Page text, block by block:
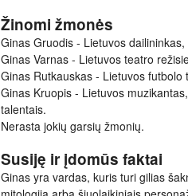
Žinomi žmonės
Ginas Gruodis - Lietuvos
Ginas Varnas - Lietuvos teatro
Ginas Rutkauskas - Lietuvos
Ginas Kruopis - Lietuvos
talentais.
Nerasta jokių garsių žmonių.
Susiję ir įdomūs faktai
Ginas yra vardas, kuris turi gilias